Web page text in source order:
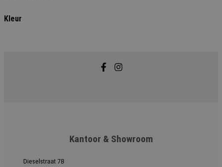
Kleur
Kantoor & Showroom
Dieselstraat 7B